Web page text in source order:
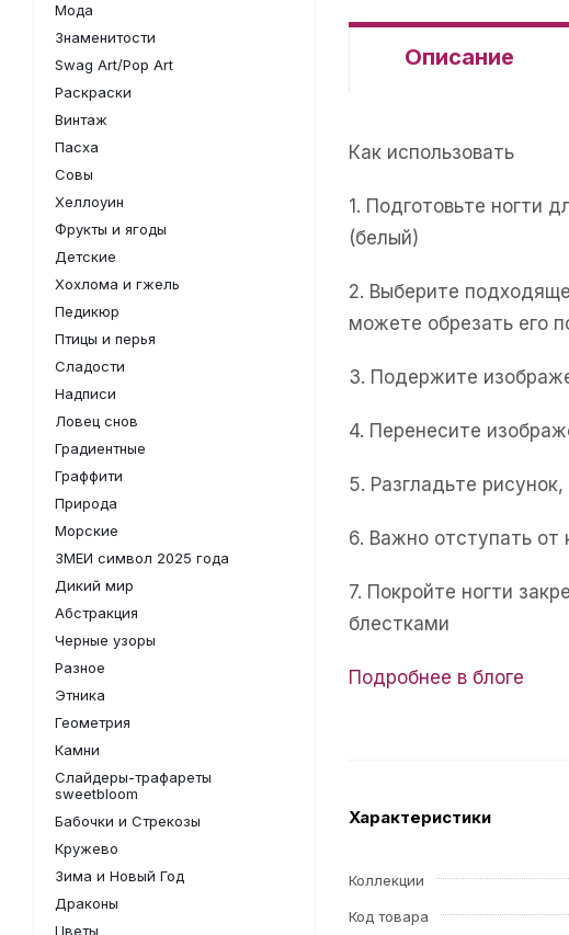
Описание
Как использовать
1. Подготовьте ногти
(белый)
2. Выберите
можете обрезать его
3. Подержите
4. Перенесите
5. Разгладьте
6. Важно отступать от
7. Покройте ногти
блестками
Подробнее в блоге
Характеристики
Коллекции
Код товара
Мода
Знаменитости
Swag Art/Pop Art
Раскраски
Винтаж
Пасха
Совы
Хеллоуин
Фрукты и ягоды
Детские
Хохлома и гжель
Педикюр
Птицы и перья
Сладости
Надписи
Ловец снов
Градиентные
Граффити
Природа
Морские
ЗМЕИ символ 2025 года
Дикий мир
Абстракция
Черные узоры
Разное
Этника
Геометрия
Камни
Слайдеры-трафареты
sweetbloom
Бабочки и Стрекозы
Кружево
Зима и Новый Год
Драконы
Цветы